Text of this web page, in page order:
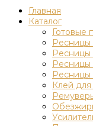
Главная
Каталог
Готовые
Ресницы
Ресницы
Ресницы
Клей